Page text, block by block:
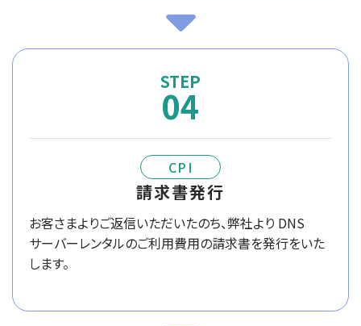
04
CPI
請求書発行
お客さまよりご返信いただいたのち、弊社より DNS
サーバーレンタルのご利用費用の請求書を発行をいた
します。